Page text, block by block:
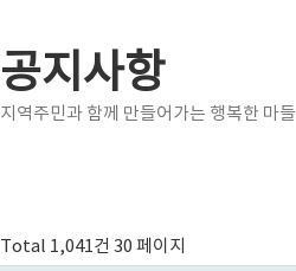
공지사항
지역주민과 함께 만들어가는 행복한 마들
Total 1,041건 30 페이지